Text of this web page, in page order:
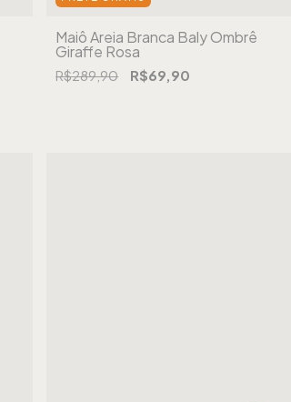
Maiô Areia Branca Baly Ombrê
Giraffe Rosa
R$289,90 R$69,90